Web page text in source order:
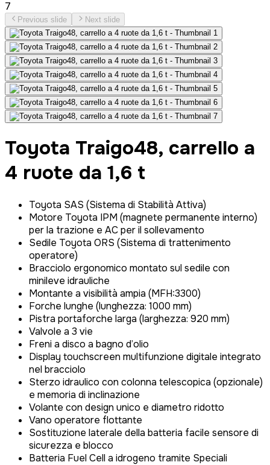
Previous slide Next slide
Toyota Traigo48, carrello a
4 ruote da 1,6 t
Toyota SAS (Sistema di Stabilità Attiva)
Motore Toyota IPM (magnete permanente interno)
per la trazione e AC per il sollevamento
Sedile Toyota ORS (Sistema di trattenimento
operatore)
Bracciolo ergonomico montato sul sedile con
minileve idrauliche
Montante a visibilità ampia (MFH:3300)
Forche lunghe (lunghezza: 1000 mm)
Pistra portaforche larga (larghezza: 920 mm)
Valvole a 3 vie
Freni a disco a bagno d’olio
Display touchscreen multifunzione digitale integrato
nel bracciolo
Sterzo idraulico con colonna telescopica (opzionale)
e memoria di inclinazione
Volante con design unico e diametro ridotto
Vano operatore flottante
Sostituzione laterale della batteria facile sensore di
sicurezza e blocco
Batteria Fuel Cell a idrogeno tramite Speciali